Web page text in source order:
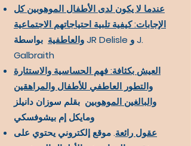
عندما لا يكون لدى الأطفال الموهوبين كل
الإجابات: كيفية تلبية احتياجاتهم الاجتماعية
والعاطفية بواسطة JR Delisle و J.
Galbraith
العيش بكثافة: فهم الحساسية والاستثارة
والتطور العاطفي للأطفال والمراهقين
والبالغين الموهوبين بقلم سوزان دانيلز
ومايكل إم بيشوفسكي
عقول رائعة. موقع إلكتروني يحتوي على